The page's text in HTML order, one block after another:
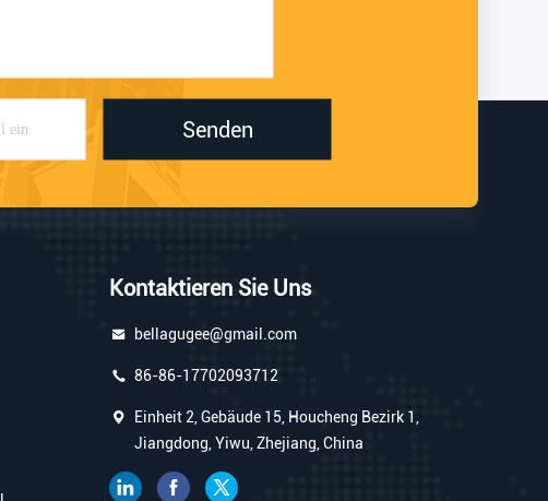
Senden
Kontaktieren Sie Uns
bellagugee@gmail.com
86-86-17702093712
Einheit 2, Gebäude 15, Houcheng Bezirk 1,
Jiangdong, Yiwu, Zhejiang, China